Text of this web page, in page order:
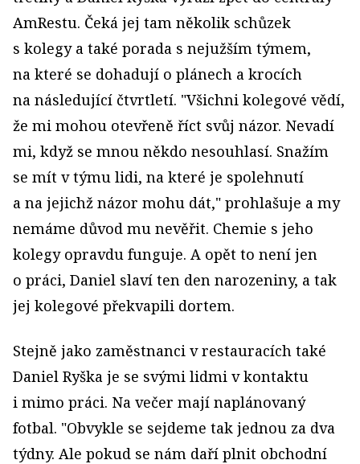
AmRestu. Čeká jej tam několik schůzek
s kolegy a také porada s nejužším týmem,
na které se dohadují o plánech a krocích
na následující čtvrtletí. "Všichni kolegové vědí,
že mi mohou otevřeně říct svůj názor. Nevadí
mi, když se mnou někdo nesouhlasí. Snažím
se mít v týmu lidi, na které je spolehnutí
a na jejichž názor mohu dát," prohlašuje a my
nemáme důvod mu nevěřit. Chemie s jeho
kolegy opravdu funguje. A opět to není jen
o práci, Daniel slaví ten den narozeniny, a tak
jej kolegové překvapili dortem.
Stejně jako zaměstnanci v restauracích také
Daniel Ryška je se svými lidmi v kontaktu
i mimo práci. Na večer mají naplánovaný
fotbal. "Obvykle se sejdeme tak jednou za dva
týdny. Ale pokud se nám daří plnit obchodní